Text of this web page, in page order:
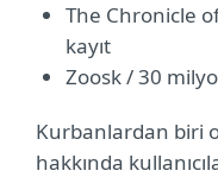
The Chronicle
kayıt
Zoosk / 30
Kurbanlardan biri
hakkında